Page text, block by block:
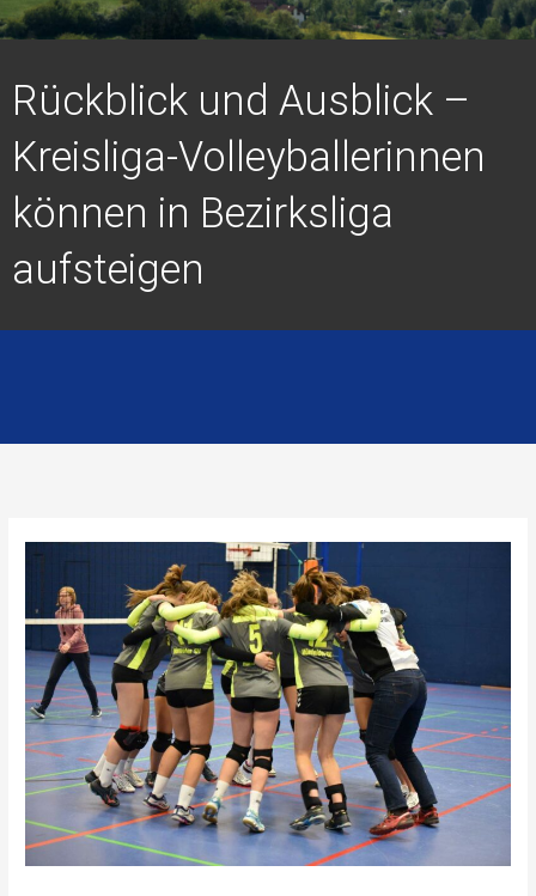
Rückblick und Ausblick –
Kreisliga-Volleyballerinnen
können in Bezirksliga
aufsteigen